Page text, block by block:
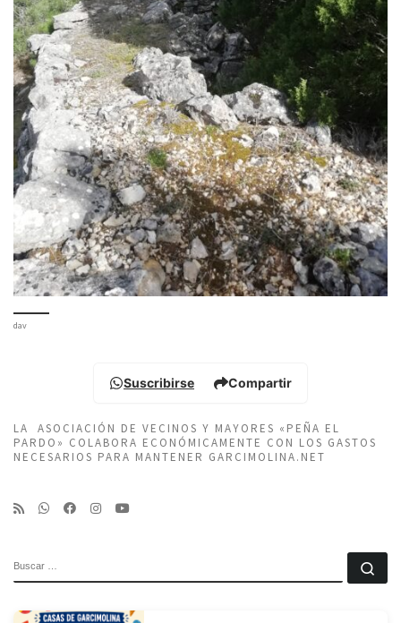
dav
Suscribirse Compartir
LA ASOCIACIÓN DE VECINOS Y MAYORES «PEÑA EL
PARDO» COLABORA ECONÓMICAMENTE CON LOS GASTOS
NECESARIOS PARA MANTENER GARCIMOLINA.NET